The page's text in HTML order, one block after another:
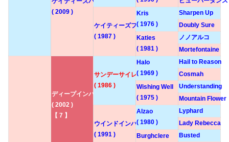
( 2009 )
ケイティーズファースト
( 1987 )
Kris
( 1976 )
Sharpen Up
Doubly Sure
Katies
( 1981 )
ノノアルコ
Mortefontaine
ディープインパクト
( 2002 )
【 7 】
サンデーサイレンス
( 1986 )
Halo
( 1969 )
Hail to Reason
Cosmah
Wishing Well
( 1975 )
Understanding
Mountain Flower
ウインドインハーヘア
( 1991 )
Alzao
( 1980 )
Lyphard
Lady Rebecca
Burghclere
Busted